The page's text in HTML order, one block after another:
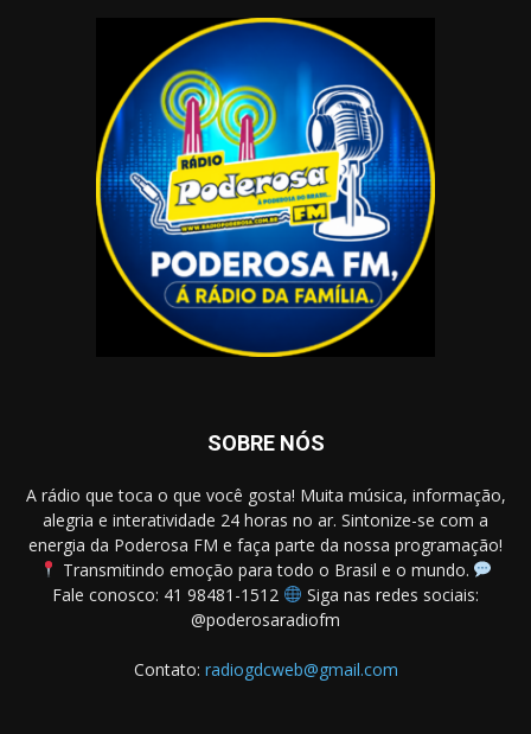
SOBRE NÓS
A rádio que toca o que você gosta! Muita música, informação,
alegria e interatividade 24 horas no ar. Sintonize-se com a
energia da Poderosa FM e faça parte da nossa programação!
Transmitindo emoção para todo o Brasil e o mundo.
Fale conosco: 41 98481-1512
Siga nas redes sociais:
@poderosaradiofm
Contato: radiogdcweb@gmail.com